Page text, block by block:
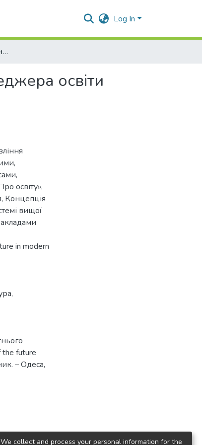
Log In
Формування професійної культури майбутнього менеджера освіти
освіти
освіту»,
Концепція
вищої
in modern
,
the future
– Одеса,
We collect and process your personal information for the